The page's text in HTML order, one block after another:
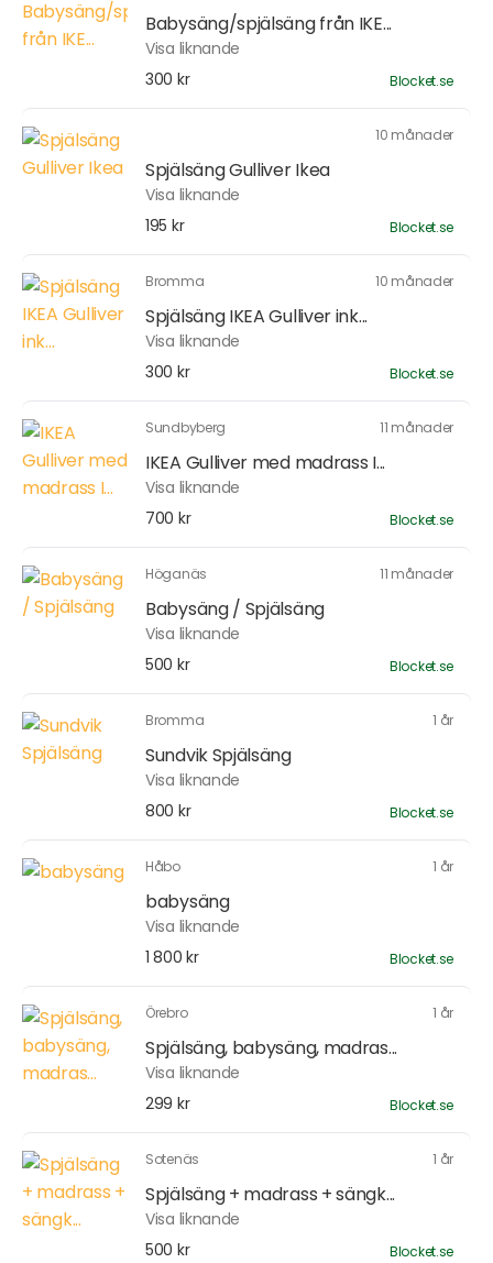
Babysäng/spjälsäng från IKE...
Visa liknande
300 kr
Blocket.se
10 månader
Spjälsäng Gulliver Ikea
Visa liknande
195 kr
Blocket.se
Bromma 10 månader
Spjälsäng IKEA Gulliver ink...
Visa liknande
300 kr
Blocket.se
Sundbyberg 11 månader
IKEA Gulliver med madrass I...
Visa liknande
700 kr
Blocket.se
Höganäs 11 månader
Babysäng / Spjälsäng
Visa liknande
500 kr
Blocket.se
Bromma 1 år
Sundvik Spjälsäng
Visa liknande
800 kr
Blocket.se
Håbo 1 år
babysäng
Visa liknande
1 800 kr
Blocket.se
Örebro 1 år
Spjälsäng, babysäng, madras...
Visa liknande
299 kr
Blocket.se
Sotenäs 1 år
Spjälsäng + madrass + sängk...
Visa liknande
500 kr
Blocket.se